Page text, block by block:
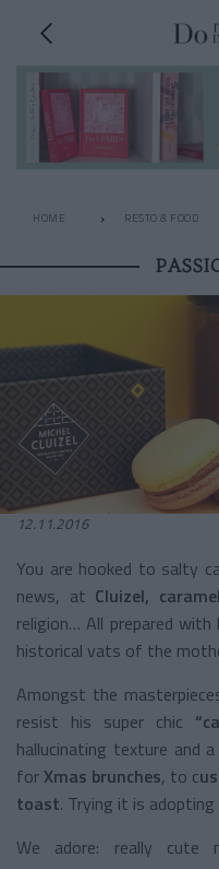
HOME RESTO & FOOD
12.11.2016
You are hooked to salty
news, at Cluizel, caramel
religion… All prepared
historical vats of the
Amongst the
resist his super chic
hallucinating texture and
forXmas brunches, to c
toast. Trying it is
We adore: really cute